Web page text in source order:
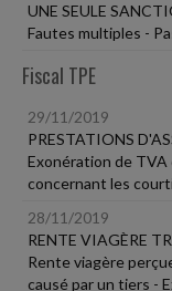
UNE SEULE
Fautes multiples -
Fiscal TPE
29/11/2019
PRESTATIONS
Exonération de TVA
concernant les
28/11/2019
RENTE VIAGÈRE
Rente viagère
causé par un tiers -